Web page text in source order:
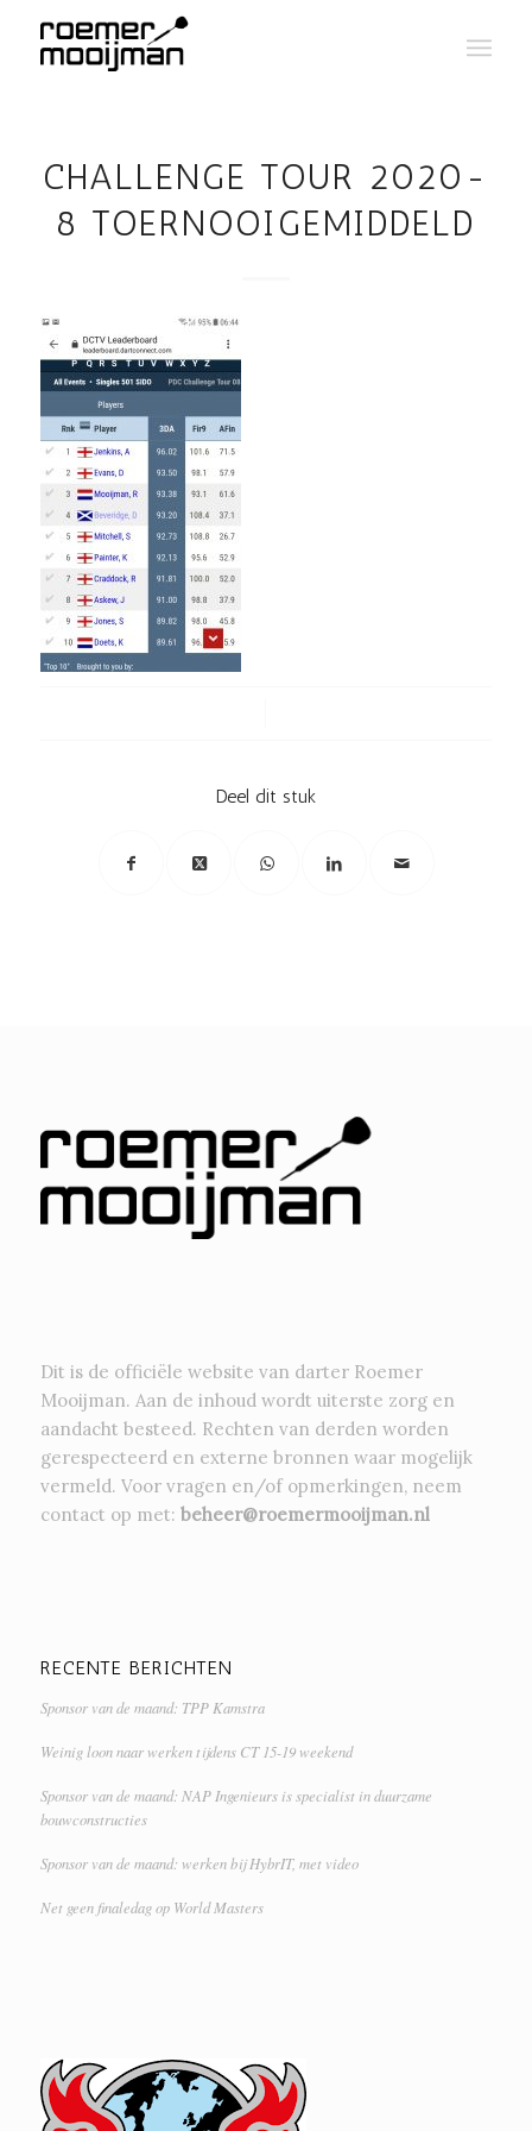
CHALLENGE TOUR 2020-
8 TOERNOOIGEMIDDELD
Deel dit stuk
Dit is de officiële website van darter Roemer
Mooijman. Aan de inhoud wordt uiterste zorg en
aandacht besteed. Rechten van derden worden
gerespecteerd en externe bronnen waar mogelijk
vermeld. Voor vragen en/of opmerkingen, neem
contact op met: beheer@roemermooijman.nl
RECENTE BERICHTEN
Sponsor van de maand: TPP Kamstra
Weinig loon naar werken tijdens CT 15-19 weekend
Sponsor van de maand: NAP Ingenieurs is specialist in duurzame
bouwconstructies
Sponsor van de maand: werken bij HybrIT, met video
Net geen finaledag op World Masters